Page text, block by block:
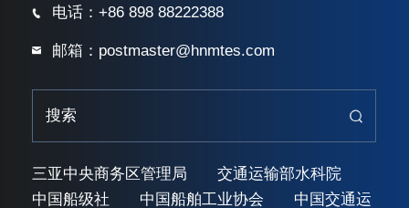
电话：+86 898 88222388
邮箱：postmaster@hnmtes.com
三亚中央商务区管理局
交通运输部水科院
中国船级社
中国船舶工业协会 中国交通运